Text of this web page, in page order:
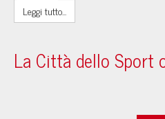
Leggi tutto...
La Città dello Sport